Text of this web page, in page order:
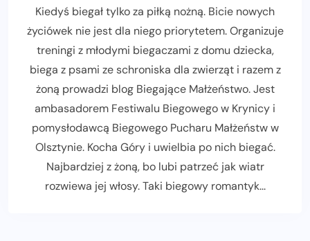
Kiedyś biegał tylko za piłką nożną. Bicie nowych
życiówek nie jest dla niego priorytetem. Organizuje
treningi z młodymi biegaczami z domu dziecka,
biega z psami ze schroniska dla zwierząt i razem z
żoną prowadzi blog Biegające Małżeństwo. Jest
ambasadorem Festiwalu Biegowego w Krynicy i
pomysłodawcą Biegowego Pucharu Małżeństw w
Olsztynie. Kocha Góry i uwielbia po nich biegać.
Najbardziej z żoną, bo lubi patrzeć jak wiatr
rozwiewa jej włosy. Taki biegowy romantyk...